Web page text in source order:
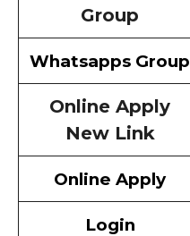
Group
Whatsapps Group
Online Apply
New Link
Online Apply
Login